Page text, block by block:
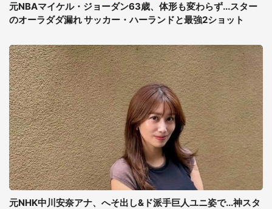
元NBAマイケル・ジョーダン63歳、体形も変わらず...スター
のオーラダダ漏れ サッカー・ハーランドと最強2ショット
元NHK中川安奈アナ、へそ出し&ド派手巨人ユニ姿で...神スタ